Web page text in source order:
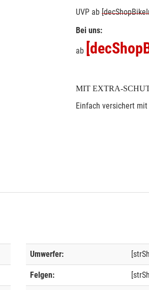
UVP ab
Bei uns:
ab
MIT EXTRA-
Einfach versichert
Umwerfer:
Felgen: